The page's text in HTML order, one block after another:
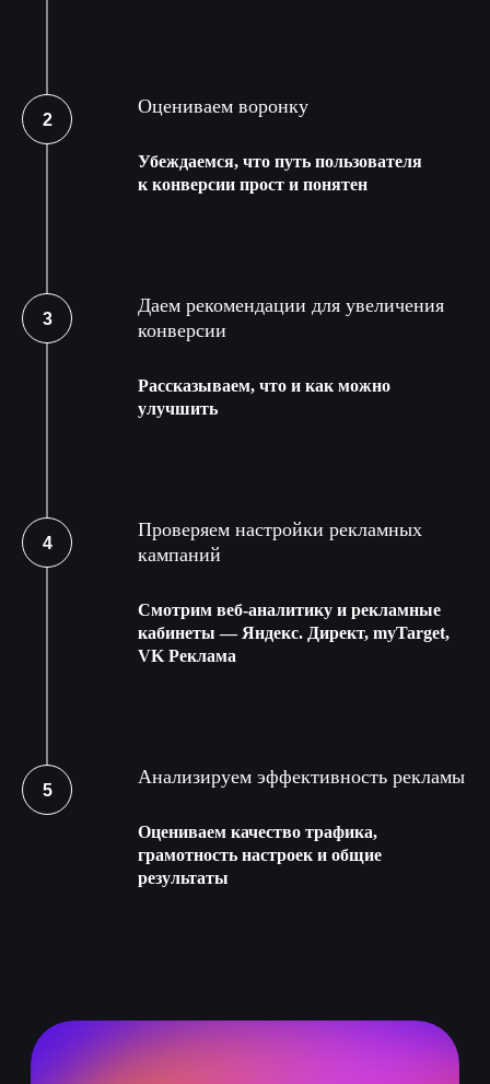
Оцениваем воронку
Убеждаемся, что путь пользователя
к конверсии прост и понятен
Даем рекомендации для увеличения
конверсии
Рассказываем, что и как можно
улучшить
Проверяем настройки рекламных
кампаний
Смотрим веб-аналитику и рекламные
кабинеты — Яндекс. Директ, myTarget,
VK Реклама
Анализируем эффективность рекламы
Оцениваем качество трафика,
грамотность настроек и общие
результаты
Интересно?
Просто свяжитесь с нами —
Другие услуги
Контекстная реклама